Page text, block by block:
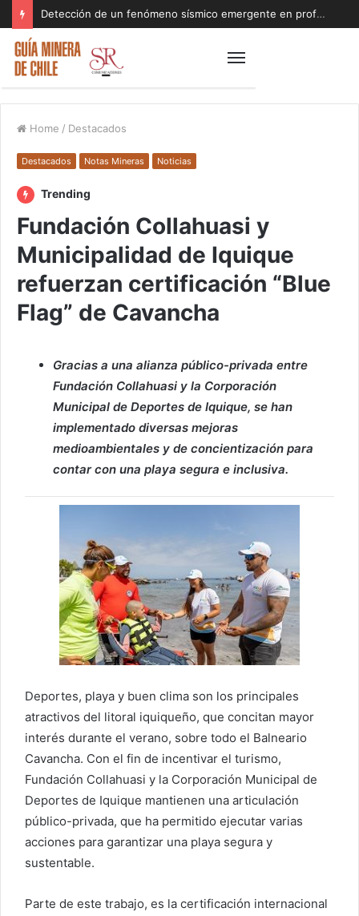
Detección de un fenómeno sísmico emergente en profundidad con riesgos diferentes a los conocidos paraliza Andes Norte
Home / Destacados
Destacados Notas Mineras Noticias
Trending
Fundación Collahuasi y
Municipalidad de Iquique
refuerzan certificación “Blue
Flag” de Cavancha
Gracias a una alianza público-privada entre
Fundación Collahuasi y la Corporación
Municipal de Deportes de Iquique, se han
implementado diversas mejoras
medioambientales y de concientización para
contar con una playa segura e inclusiva.
Deportes, playa y buen clima son los principales
atractivos del litoral iquiqueño, que concitan mayor
interés durante el verano, sobre todo el Balneario
Cavancha. Con el fin de incentivar el turismo,
Fundación Collahuasi y la Corporación Municipal de
Deportes de Iquique mantienen una articulación
público-privada, que ha permitido ejecutar varias
acciones para garantizar una playa segura y
sustentable.
Parte de este trabajo, es la certificación internacional